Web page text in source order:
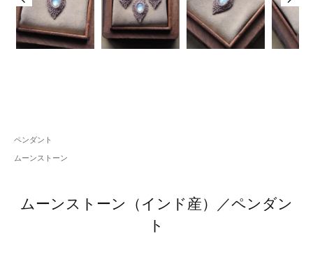
ペンダント
ムーンストーン
ムーンストーン（インド産）／ペンダン
ト